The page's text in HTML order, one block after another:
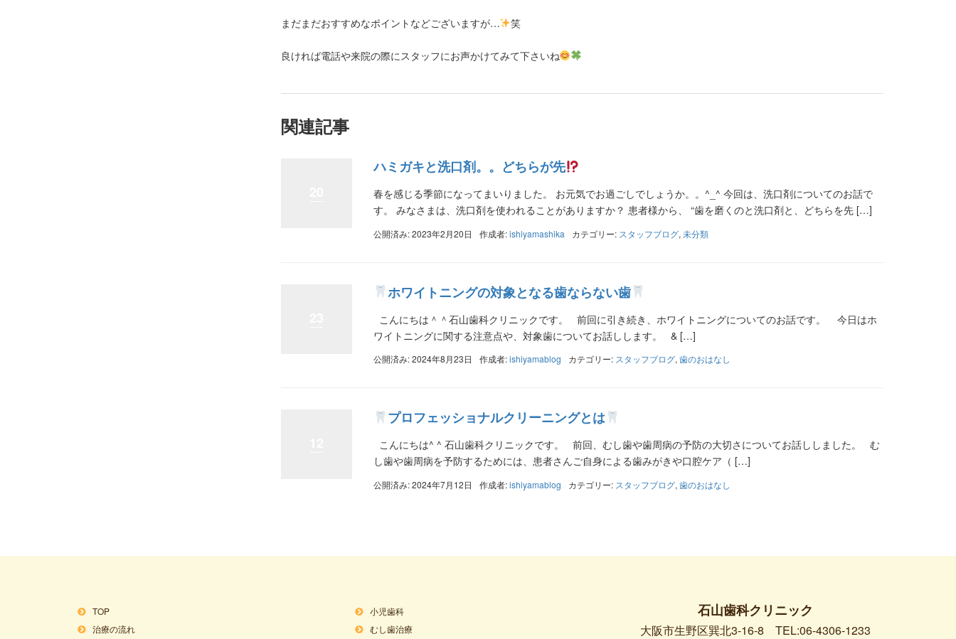
まだまだおすすめなポイントなどございますが… 笑
良ければ電話や来院の際にスタッフにお声かけてみて下さいね
関連記事
ハミガキと洗口剤。。どちらが先
春を感じる季節になってまいりました。 お元気でお過ごしでしょうか。。^_^ 今回は、洗口剤についてのお話で
す。 みなさまは、洗口剤を使われることがありますか？ 患者様から、 “歯を磨くのと洗口剤と、どちらを先 […]
公開済み: 2023年2月20日 作成者:ishiyamashika カテゴリー: スタッフブログ, 未分類
ホワイトニングの対象となる歯ならない歯
こんにちは＾＾石山歯科クリニックです。 前回に引き続き、ホワイトニングについてのお話です。 今日はホ
ワイトニングに関する注意点や、対象歯についてお話しします。 & […]
公開済み: 2024年8月23日 作成者:ishiyamablog カテゴリー: スタッフブログ, 歯のおはなし
プロフェッショナルクリーニングとは
こんにちは^ ^ 石山歯科クリニックです。 前回、むし歯や歯周病の予防の大切さについてお話ししました。 む
し歯や歯周病を予防するためには、患者さんご自身による歯みがきや口腔ケア（ […]
公開済み: 2024年7月12日 作成者:ishiyamablog カテゴリー: スタッフブログ, 歯のおはなし
TOP
治療の流れ
小児歯科
むし歯治療
石山歯科クリニック
大阪市生野区巽北3-16-8 TEL:06-4306-1233